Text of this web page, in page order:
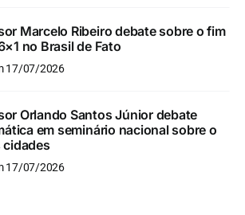
Marcelo Ribeiro debate sobre o fim
no Brasil de Fato
17/07/2026
Orlando Santos Júnior debate
em seminário nacional sobre o
17/07/2026